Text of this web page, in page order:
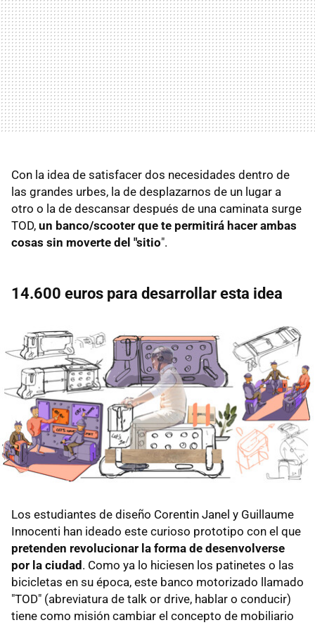
Con la idea de satisfacer dos necesidades dentro de
las grandes urbes, la de desplazarnos de un lugar a
otro o la de descansar después de una caminata surge
TOD, un banco/scooter que te permitirá hacer ambas
cosas sin moverte del "sitio".
14.600 euros para desarrollar esta idea
Los estudiantes de diseño Corentin Janel y Guillaume
Innocenti han ideado este curioso prototipo con el que
pretenden revolucionar la forma de desenvolverse
por la ciudad. Como ya lo hiciesen los patinetes o las
bicicletas en su época, este banco motorizado llamado
"TOD" (abreviatura de talk or drive, hablar o conducir)
tiene como misión cambiar el concepto de mobiliario